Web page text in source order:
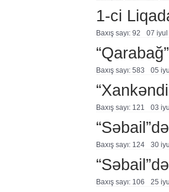
1-ci
Baxış sayı: 92 07
Baxış sayı: 583 05
Baxış sayı: 121 03
Baxış sayı: 124 30
Baxış sayı: 106 25